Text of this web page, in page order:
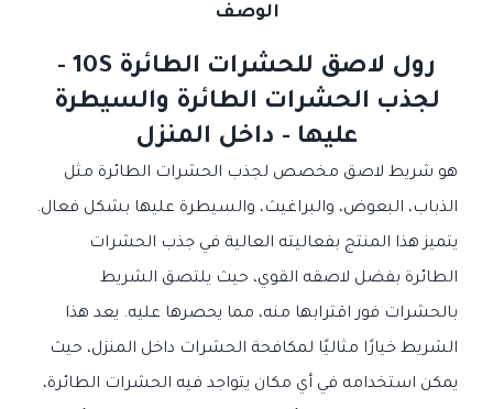
الوصف
رول لاصق للحشرات الطائرة 10S -
لجذب الحشرات الطائرة والسيطرة
عليها - داخل المنزل
هو شريط لاصق مخصص لجذب الحشرات الطائرة مثل
الذباب، البعوض، والبراغيث، والسيطرة عليها بشكل فعال.
يتميز هذا المنتج بفعاليته العالية في جذب الحشرات
الطائرة بفضل لاصقه القوي، حيث يلتصق الشريط
بالحشرات فور اقترابها منه، مما يحصرها عليه. يعد هذا
الشريط خيارًا مثاليًا لمكافحة الحشرات داخل المنزل، حيث
يمكن استخدامه في أي مكان يتواجد فيه الحشرات الطائرة،